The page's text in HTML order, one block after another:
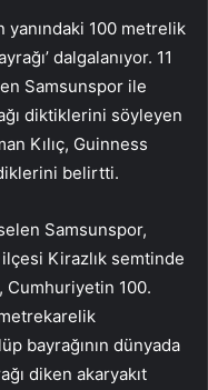
yanındaki 100 metrelik
dalgalanıyor. 11
Samsunspor ile
diktiklerini söyleyen
Kılıç, Guinness
belirtti.
Samsunspor,
Kirazlık semtinde
Cumhuriyetin 100.
bayrağının dünyada
diken akaryakıt